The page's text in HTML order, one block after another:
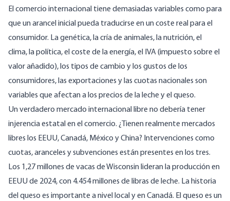
El comercio internacional tiene demasiadas variables como para
que un arancel inicial pueda traducirse en un coste real para el
consumidor. La genética, la cría de animales, la nutrición, el
clima, la política, el coste de la energía, el IVA (impuesto sobre el
valor añadido), los tipos de cambio y los gustos de los
consumidores, las exportaciones y las cuotas nacionales son
variables que afectan a los precios de la leche y el queso.
Un verdadero mercado internacional libre no debería tener
injerencia estatal en el comercio. ¿Tienen realmente mercados
libres los EEUU, Canadá, México y China? Intervenciones como
cuotas, aranceles y subvenciones están presentes en los tres.
Los 1,27 millones de vacas de Wisconsin lideran la producción en
EEUU de 2024, con 4.454 millones de libras de leche. La historia
del queso es importante a nivel local y en Canadá. El queso es un